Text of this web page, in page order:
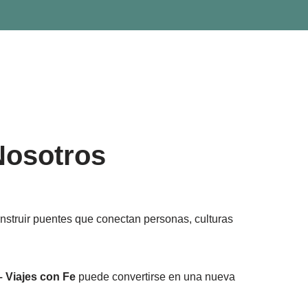
puentes que conectan personas, culturas
Viajes con Fe puede convertirse en una nueva